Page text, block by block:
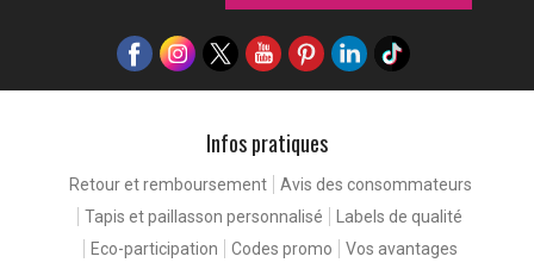
Infos pratiques
Retour et remboursement
Avis des consommateurs
Tapis et paillasson personnalisé
Labels de qualité
Eco-participation
Codes promo
Vos avantages